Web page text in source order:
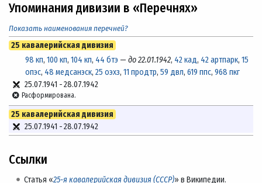
Упоминания дивизии в «Перечнях»
Показать наименования перечней?
25 кавалерийская дивизия
98 кп, 100 кп, 104 кп, 44 бтэ — до 22.01.1942, 42 кад, 42 артпарк, 15
опэс, 48 медсанэск, 25 оэхз, 11 продтр, 59 двл, 619 ппс, 968 пкг
25.07.1941 -28.07.1942
Расформирована.
25 кавалерийская дивизия
25.07.1941 -28.07.1942
Ссылки
Статья «25-я кавалерийская дивизия (СССР)» в Википедии.